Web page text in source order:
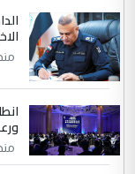
ابا فرات ...
الموضوع :
مضجعيك يابن
سردار
التعليق :
جنسية
منذ 11
منذ 11